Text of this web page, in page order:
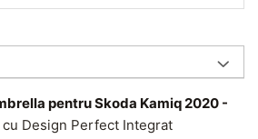
pentru Skoda Kamiq 2020 -
Design Perfect Integrat